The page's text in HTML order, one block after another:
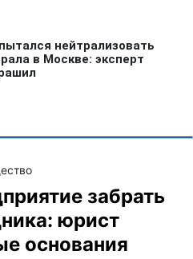
забрать
юрист
основания